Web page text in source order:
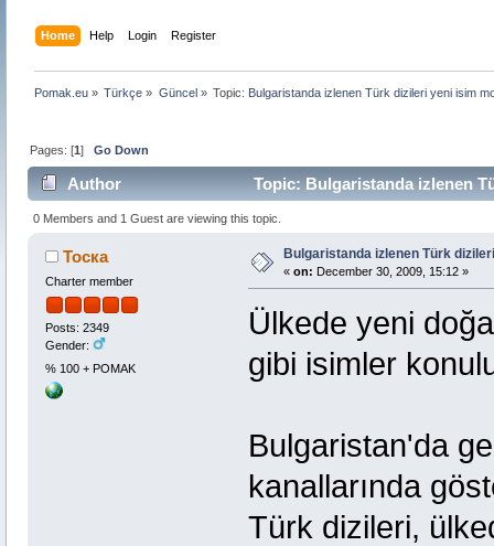
Home Help Login Register
Pomak.eu » Türkçe » Güncel» Topic: Bulgaristanda izlenen Türk dizileri yeni isim
Pages: [1]Go Down
Author Topic: Bulgaristanda izlenen
0 Members and 1 Guest are viewing this topic.
Тоска
Charter member
Posts: 2349
Gender:
% 100 + POMAK
Bulgaristanda izlenen Türk
« on: December 30, 2009, 15:12 »
Ülkede yeni
gibi isimler
Bulgaristan'da
kanallarında
Türk dizileri,